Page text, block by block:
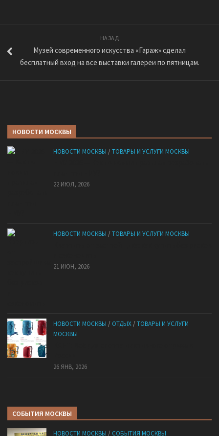
НАЗАД
Музей современного искусства «Гараж» сделал
бесплатный вход на все выставки галереи по пятницам.
НОВОСТИ МОСКВЫ
НОВОСТИ МОСКВЫ /ТОВАРЫ И УСЛУГИ МОСКВЫ
22 ИЮЛ, 2026
НОВОСТИ МОСКВЫ /ТОВАРЫ И УСЛУГИ МОСКВЫ
21 ИЮН, 2026
НОВОСТИ МОСКВЫ / ОТДЫХ /ТОВАРЫ И УСЛУГИ
МОСКВЫ
26 ЯНВ, 2026
СОБЫТИЯ МОСКВЫ
НОВОСТИ МОСКВЫ / СОБЫТИЯ МОСКВЫ